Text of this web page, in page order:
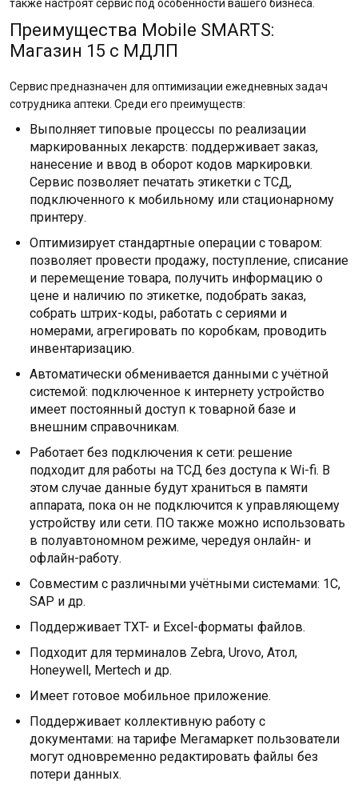
также настроят сервис под особенности вашего бизнеса.
Преимущества Mobile SMARTS:
Магазин 15 с МДЛП
Сервис предназначен для оптимизации ежедневных задач
сотрудника аптеки. Среди его преимуществ:
Выполняет типовые процессы по реализации
маркированных лекарств: поддерживает заказ,
нанесение и ввод в оборот кодов маркировки.
Сервис позволяет печатать этикетки с ТСД,
подключенного к мобильному или стационарному
принтеру.
Оптимизирует стандартные операции с товаром:
позволяет провести продажу, поступление, списание
и перемещение товара, получить информацию о
цене и наличию по этикетке, подобрать заказ,
собрать штрих-коды, работать с сериями и
номерами, агрегировать по коробкам, проводить
инвентаризацию.
Автоматически обменивается данными с учётной
системой: подключенное к интернету устройство
имеет постоянный доступ к товарной базе и
внешним справочникам.
Работает без подключения к сети: решение
подходит для работы на ТСД без доступа к Wi-fi. В
этом случае данные будут храниться в памяти
аппарата, пока он не подключится к управляющему
устройству или сети. ПО также можно использовать
в полуавтономном режиме, чередуя онлайн- и
офлайн-работу.
Совместим с различными учётными системами: 1С,
SAP и др.
Поддерживает TXT- и Excel-форматы файлов.
Подходит для терминалов Zebra, Urovo, Атол,
Honeywell, Mertech и др.
Имеет готовое мобильное приложение.
Поддерживает коллективную работу с
документами: на тарифе Мегамаркет пользователи
могут одновременно редактировать файлы без
потери данных.